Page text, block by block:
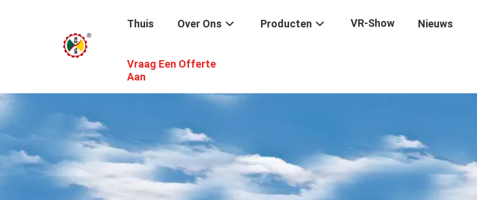
Thuis Over Ons Producten VR-Show Nieuws
Vraag Een Offerte
Aan